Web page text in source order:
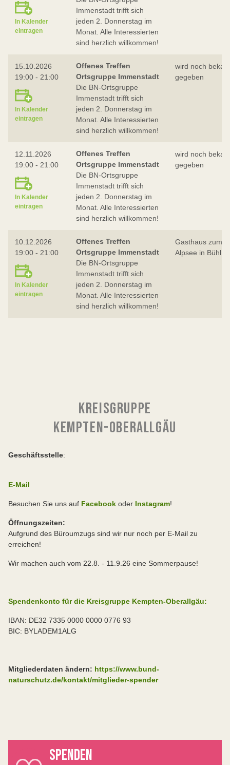
In Kalender
eintragen
Immenstadt trifft sich
jeden 2. Donnerstag im
Monat. Alle Interessierten
sind herzlich willkommen!
15.10.2026
19:00 - 21:00
In Kalender
eintragen
Offenes Treffen
Ortsgruppe Immenstadt
Die BN-Ortsgruppe
Immenstadt trifft sich
jeden 2. Donnerstag im
Monat. Alle Interessierten
sind herzlich willkommen!
wird noch
gegeben
12.11.2026
19:00 - 21:00
In Kalender
eintragen
Offenes Treffen
Ortsgruppe Immenstadt
Die BN-Ortsgruppe
Immenstadt trifft sich
jeden 2. Donnerstag im
Monat. Alle Interessierten
sind herzlich willkommen!
wird noch
gegeben
10.12.2026
19:00 - 21:00
In Kalender
eintragen
Offenes Treffen
Ortsgruppe Immenstadt
Die BN-Ortsgruppe
Immenstadt trifft sich
jeden 2. Donnerstag im
Monat. Alle Interessierten
sind herzlich willkommen!
Gasthaus zum
Alpsee in Bühl
KREISGRUPPE
KEMPTEN-OBERALLGÄU
Geschäftsstelle:
E-Mail
Besuchen Sie uns auf Facebook oder Instagram!
Öffnungszeiten:
Aufgrund des Büroumzugs sind wir nur noch per E-Mail zu
erreichen!
Wir machen auch vom 22.8. - 11.9.26 eine Sommerpause!
Spendenkonto für die Kreisgruppe Kempten-Oberallgäu:
IBAN: DE32 7335 0000 0000 0776 93
BIC: BYLADEM1ALG
Mitgliederdaten ändern: https://www.bund-
naturschutz.de/kontakt/mitglieder-spender
SPENDEN